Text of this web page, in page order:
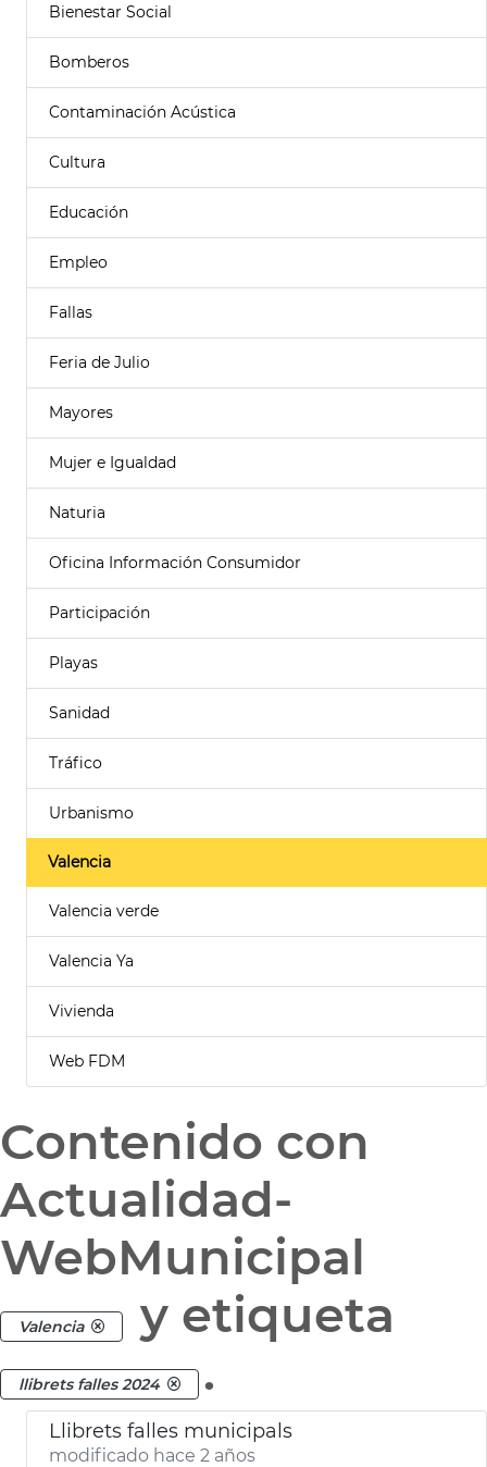
Bienestar Social
Bomberos
Contaminación Acústica
Cultura
Educación
Empleo
Fallas
Feria de Julio
Mayores
Mujer e Igualdad
Naturia
Oficina Información Consumidor
Participación
Playas
Sanidad
Tráfico
Urbanismo
Valencia
Valencia verde
Valencia Ya
Vivienda
Web FDM
Contenido con
Actualidad-
WebMunicipal
Valencia y etiqueta
llibrets falles 2024 .
Llibrets falles municipals
modificado hace 2 años